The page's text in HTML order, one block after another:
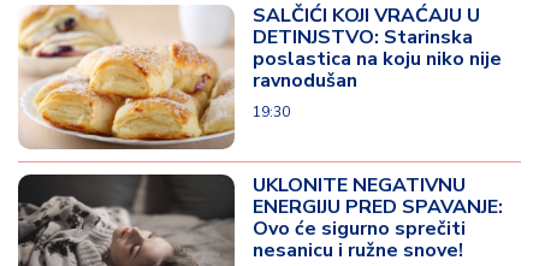
SALČIĆI KOJI VRAĆAJU U
DETINJSTVO: Starinska
poslastica na koju niko nije
ravnodušan
19:30
UKLONITE NEGATIVNU
ENERGIJU PRED SPAVANJE:
Ovo će sigurno sprečiti
nesanicu i ružne snove!